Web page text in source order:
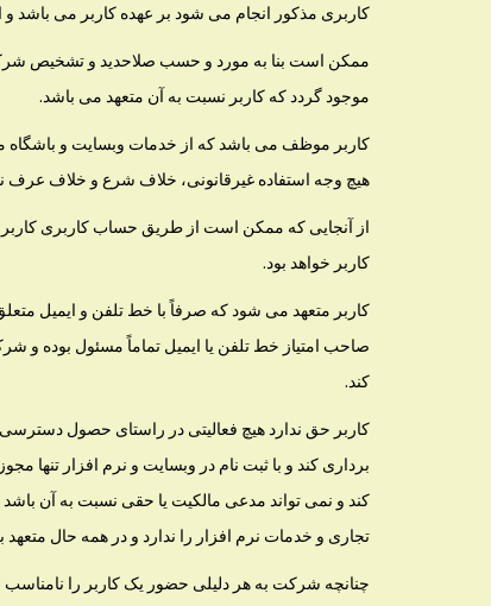
کاربری مذکور انجام می شود بر عهده کاربر می
ممکن است بنا به مورد و حسب صلاحدید و تشخیص
موجود گردد که کاربر نسبت به آن متعهد می باشد.
کاربر موظف می باشد که از خدمات وبسایت و باشگاه
هیچ وجه استفاده غیرقانونی، خلاف شرع و خلاف عرف
از آنجایی که ممکن است از طریق حساب کاربری
کاربر خواهد بود.
کاربر متعهد می شود که صرفاً با خط تلفن و ایمیل
صاحب امتیاز خط تلفن یا ایمیل تماماً مسئول بوده و
کند.
کاربر حق ندارد هیچ فعالیتی در راستای حصول دسترسی
برداری کند و با ثبت نام در وبسایت و نرم افزار تنها
کند و نمی تواند مدعی مالکیت یا حقی نسبت به آن
تجاری و خدمات نرم افزار را ندارد و در همه حال
چنانچه شرکت به هر دلیلی حضور یک کاربر را